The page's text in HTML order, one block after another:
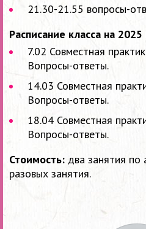
21.30-21.55 вопросы-
Расписание класса на 2025
7.02 Совместная
Вопросы-ответы.
14.03 Совместная
Вопросы-ответы.
18.04 Совместная
Вопросы-ответы.
Стоимость: два занятия по
разовых занятия.